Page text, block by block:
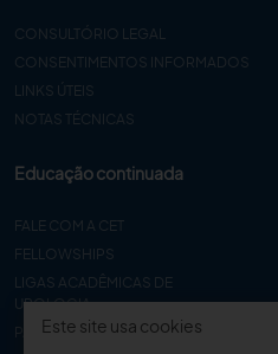
CONSULTÓRIO LEGAL
CONSENTIMENTOS INFORMADOS
LINKS ÚTEIS
NOTAS TÉCNICAS
Educação continuada
FALE COM A CET
FELLOWSHIPS
LIGAS ACADÊMICAS DE
UROLOGIA
PAPEREste site usa cookies